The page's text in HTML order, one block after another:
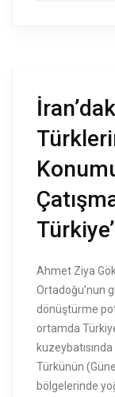
Ahmet Ziya
Ortadoğu’nun
dönüştürme
ortamda
Türkünün
bölgelerinde